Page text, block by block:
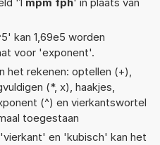
kan 1,69e5 worden
voor 'exponent'.
het rekenen: optellen (+),
(*, x), haakjes,
(^) en vierkantswortel
toegestaan
en 'kubisch' kan het